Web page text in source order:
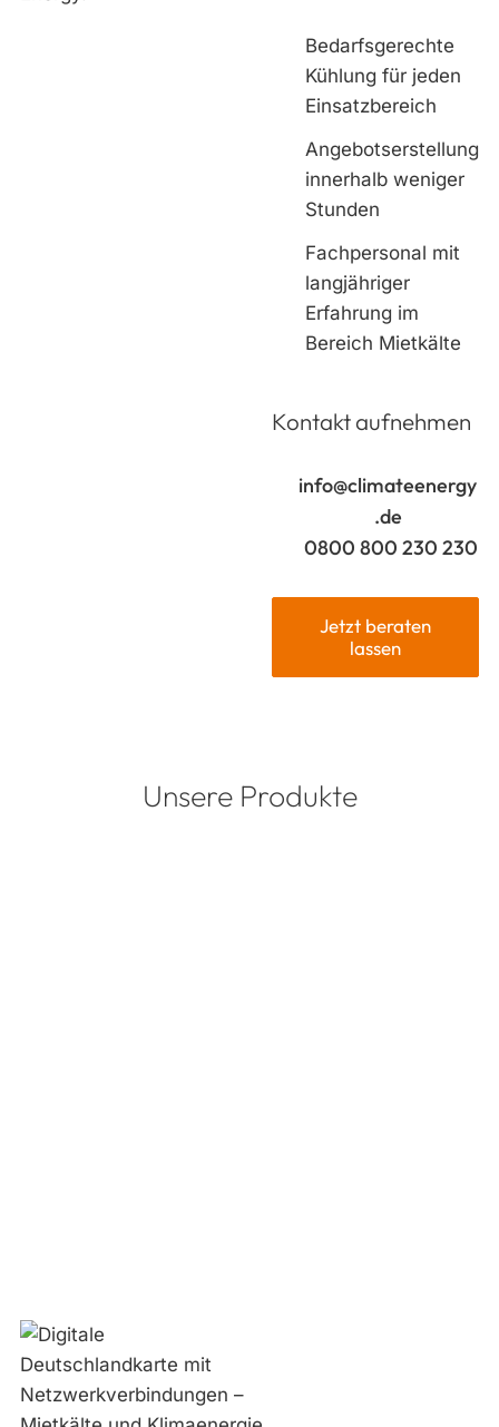
Bedarfsgerechte
Kühlung für jeden
Einsatzbereich
Angebotserstellung
innerhalb weniger
Stunden
Fachpersonal mit
langjähriger
Erfahrung im
Bereich Mietkälte
Kontakt aufnehmen
info@climateenergy
.de
0800 800 230 230
Jetzt beraten
lassen
Unsere Produkte